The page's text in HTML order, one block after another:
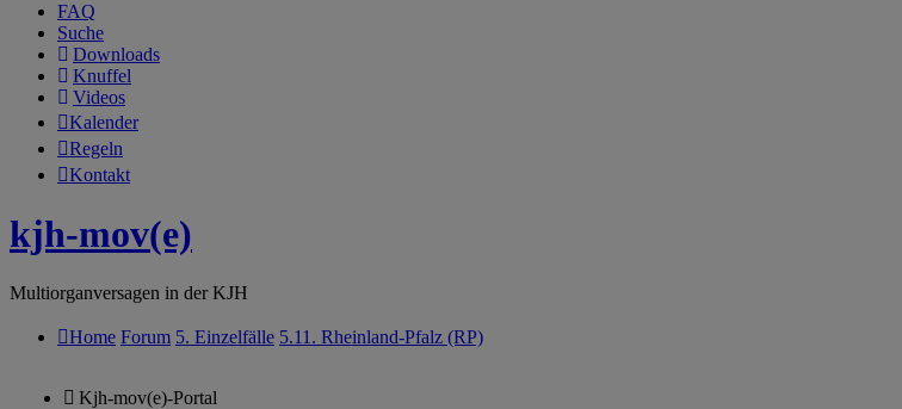
FAQ
Suche
Downloads
Knuffel
Videos
Kalender
Regeln
Kontakt
kjh-mov(e)
Multiorganversagen in der KJH
Home Forum 5. Einzelfälle 5.11. Rheinland-Pfalz (RP)
Kjh-mov(e)-Portal